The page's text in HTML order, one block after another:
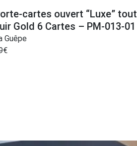
cartes ouvert “Luxe” tout
Gold 6 Cartes – PM-013-01
Guêpe
€